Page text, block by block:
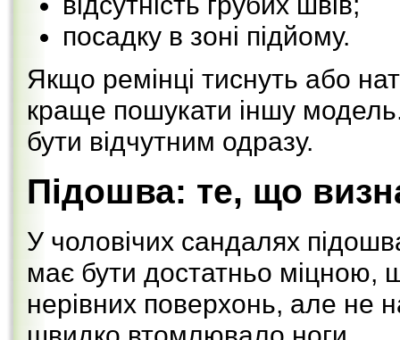
посадку в зоні підйому.
Якщо ремінці тиснуть або
краще пошукати іншу
бути відчутним одразу.
Підошва: те, що
У чоловічих сандалях
має бути достатньо міцною,
нерівних поверхонь, але не